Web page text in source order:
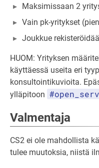
Maksimissaan 2
Vain pk-yritykset
Joukkue
HUOM: Yrityksen
käyttäessä useita eri
konsultointikuvioita.
ylläpitoon
Valmentaja
CS2 ei ole mahdollista
tulee muutoksia, niistä